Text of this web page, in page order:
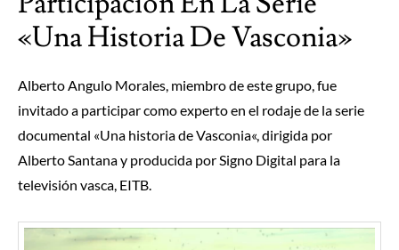
«Una Historia De Vasconia»
Alberto Angulo Morales, miembro de este grupo, fue
invitado a participar como experto en el rodaje de la serie
documental «Una historia de Vasconia«, dirigida por
Alberto Santana y producida por Signo Digital para la
televisión vasca, EITB.